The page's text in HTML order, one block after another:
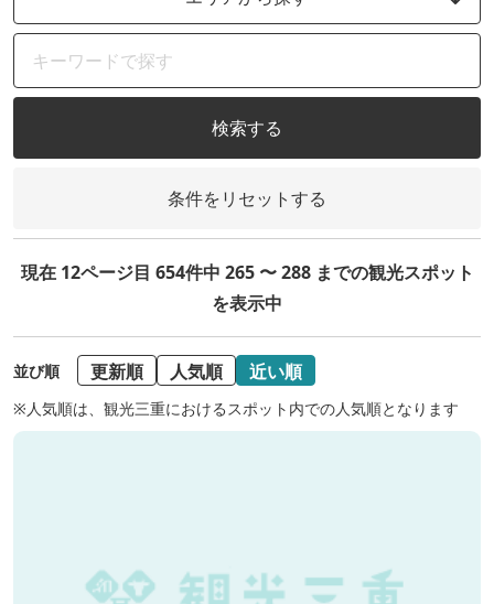
検索する
条件をリセットする
現在 12ページ目 654件中 265 〜 288 までの観光スポット
を表示中
並び順 更新順 人気順 近い順
※人気順は、観光三重におけるスポット内での人気順となります